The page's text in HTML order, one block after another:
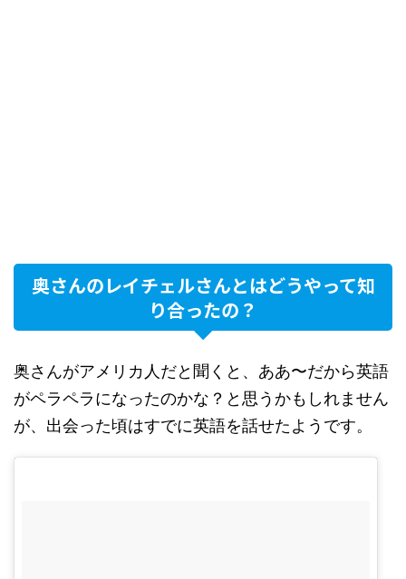
奥さんのレイチェルさんとはどうやって知
り合ったの？
奥さんがアメリカ人だと聞くと、ああ〜だから英語
がペラペラになったのかな？と思うかもしれません
が、出会った頃はすでに英語を話せたようです。